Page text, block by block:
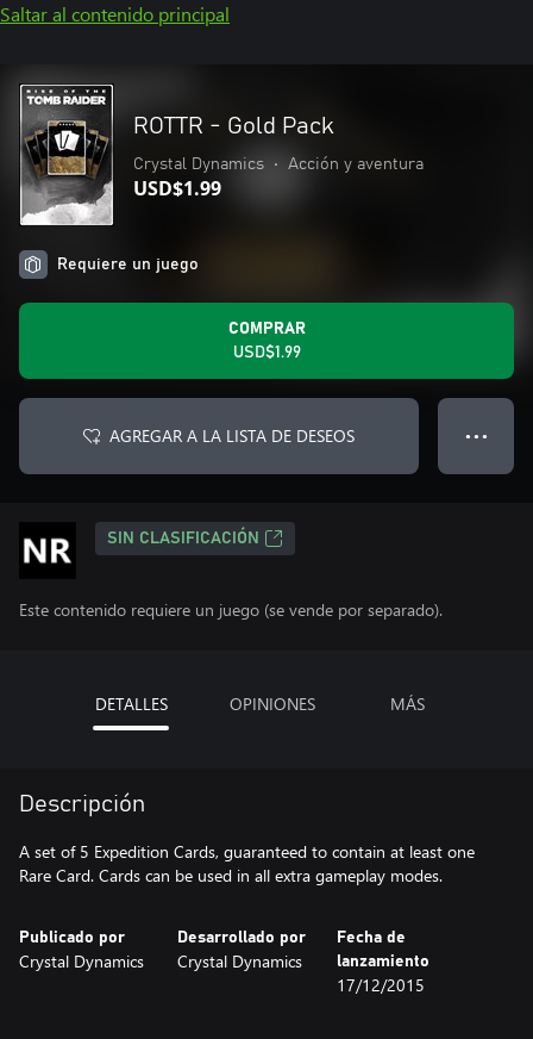
Saltar al contenido principal
ROTTR - Gold Pack
Crystal Dynamics • Acción y aventura
USD$1.99
Requiere un juego
COMPRAR
USD$1.99
AGREGAR A LA LISTA DE DESEOS ● ● ●
SIN CLASIFICACIÓN
Este contenido requiere un juego (se vende por separado).
DETALLES OPINIONES MÁS
Descripción
A set of 5 Expedition Cards, guaranteed to contain at least one
Rare Card. Cards can be used in all extra gameplay modes.
Publicado por
Crystal Dynamics
Desarrollado por
Crystal Dynamics
Fecha de
lanzamiento
17/12/2015